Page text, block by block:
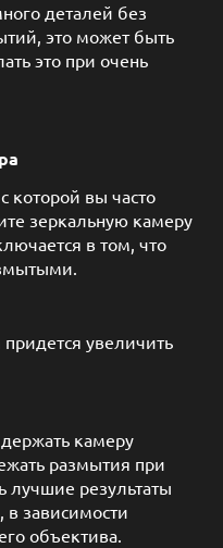
деталей без
это может быть
это при очень
которой вы часто
зеркальную камеру
в том, что
увеличить
камеру
размытия при
лучшие результаты
зависимости
объектива.